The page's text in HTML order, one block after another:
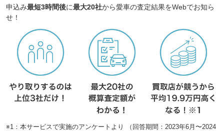
申込み最短3時間後に最大20社から愛車の査定結果をWebでお知ら
せ！
※1：本サービスで実施のアンケートより （回答期間：2023年6月〜2024